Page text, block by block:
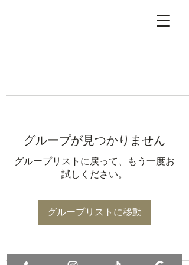
グループが見つかりません
グループリストに戻って、もう一度お
試しください。
グループリストに移動